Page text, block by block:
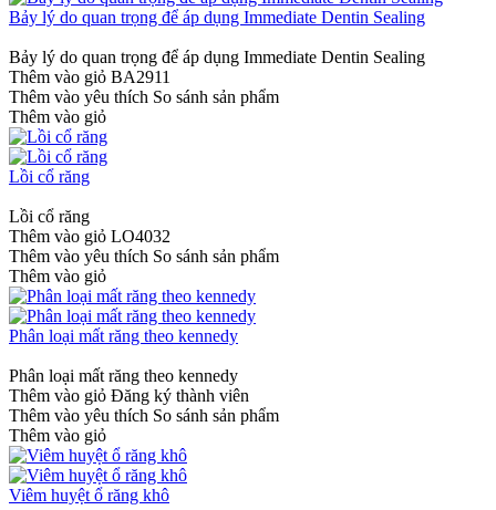
Bảy lý do quan trọng để áp dụng Immediate Dentin Sealing
Bảy lý do quan trọng để áp dụng Immediate Dentin Sealing
Thêm vào giỏ BA2911
Thêm vào yêu thích So sánh sản phẩm
Thêm vào giỏ
Lồi cổ răng
Lồi cổ răng
Thêm vào giỏ LO4032
Thêm vào yêu thích So sánh sản phẩm
Thêm vào giỏ
Phân loại mất răng theo kennedy
Phân loại mất răng theo kennedy
Thêm vào giỏ Đăng ký thành viên
Thêm vào yêu thích So sánh sản phẩm
Thêm vào giỏ
Viêm huyệt ổ răng khô